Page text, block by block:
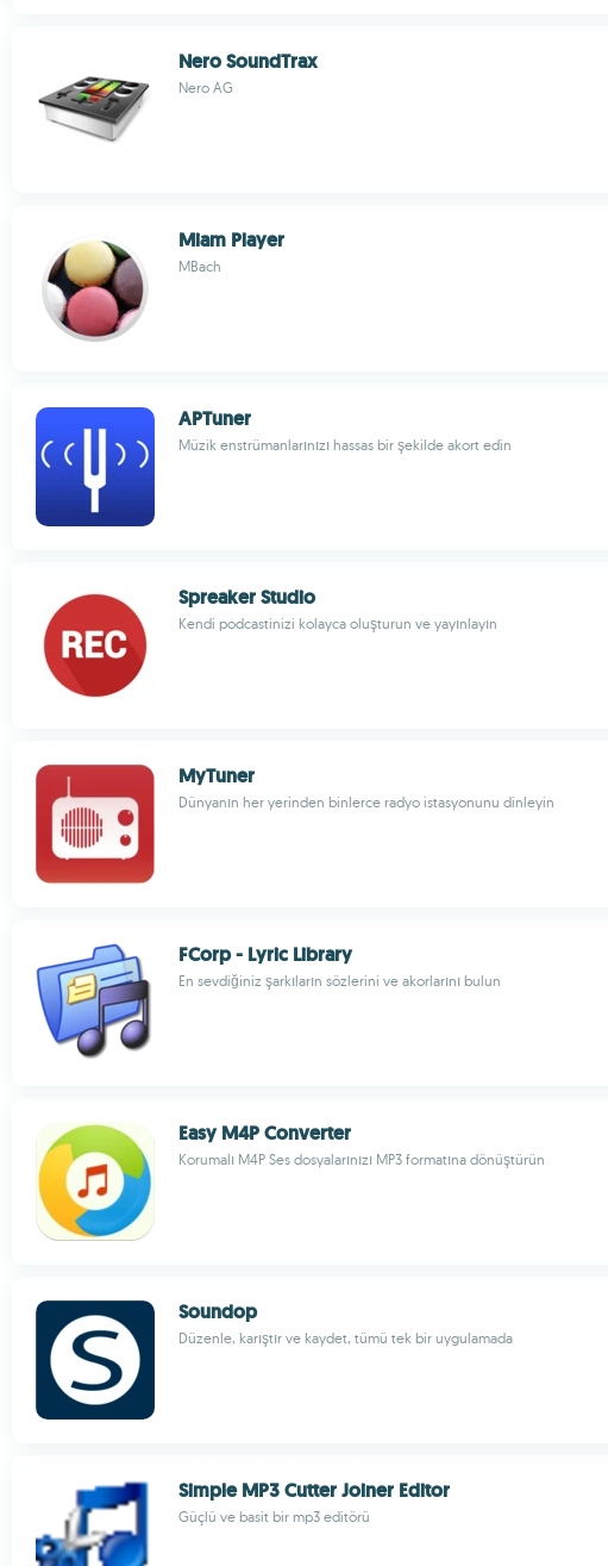
Nero SoundTrax
Nero AG
Miam Player
MBach
APTuner
Müzik enstrümanlarınızı hassas bir şekilde akort edin
Spreaker Studio
Kendi podcastinizi kolayca oluşturun ve yayınlayın
MyTuner
Dünyanın her yerinden binlerce radyo istasyonunu dinleyin
FCorp - Lyric Library
En sevdiğiniz şarkıların sözlerini ve akorlarını bulun
Easy M4P Converter
Korumalı M4P Ses dosyalarınızı MP3 formatına dönüştürün
Soundop
Düzenle, karıştır ve kaydet, tümü tek bir uygulamada
Simple MP3 Cutter Joiner Editor
Güçlü ve basit bir mp3 editörü